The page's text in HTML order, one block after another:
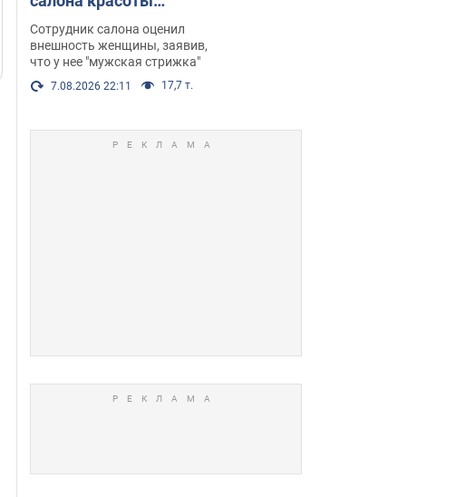
оскорбил женщину
после химиотерапии,
разгорелся скандал.
Фото
Сотрудник салона оценил
внешность женщины, заявив,
что у нее "мужская стрижка"
7.08.2026 22:11 17,7 т.